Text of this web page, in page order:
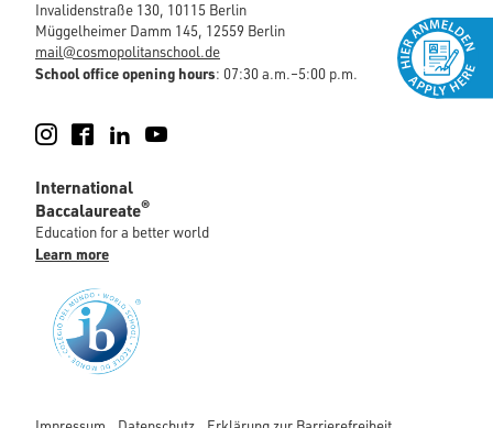
Invalidenstraße 130, 10115 Berlin
Müggelheimer Damm 145, 12559 Berlin
mail@cosmopolitanschool.de
School office opening hours: 07:30 a.m.–5:00 p.m.
Instagram
FacebookLinkedIn
International
Baccalaureate®
Education for a better world
Learn more